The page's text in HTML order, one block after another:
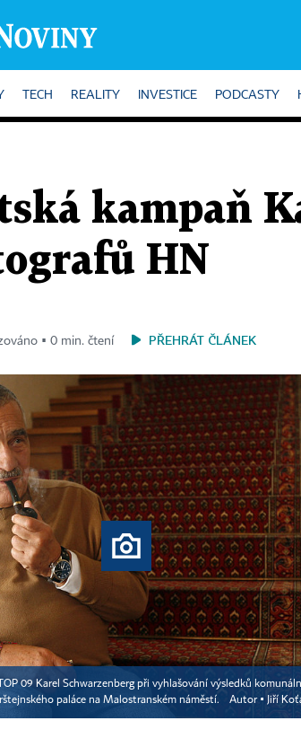
TECH REALITY INVESTICE PODCASTY
kampaň
HN
▪ 0 min. čtení PŘEHRÁT ČLÁNEK
09 Karel Schwarzenberg při vyhlašování výsledků
paláce na Malostranském náměstí.
Autor ▪ Jiří